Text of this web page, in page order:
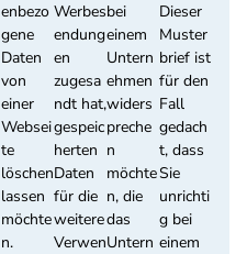
enbezo
gene
Daten
von
einer
Websei
te
löschen
lassen
möchte
n.
Werbes
endung
en
zugesa
ndt hat,
gespeic
herten
Daten
für die
weitere
Verwen
bei
einem
Untern
ehmen
widers
preche
n
möchte
n, die
das
Untern
Dieser
Muster
brief ist
für den
Fall
gedach
t, dass
Sie
unrichti
g bei
einem